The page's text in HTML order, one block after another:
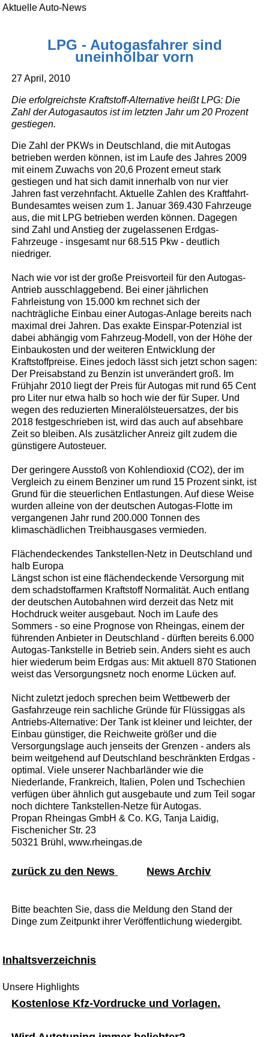
Aktuelle Auto-News
LPG - Autogasfahrer sind
uneinholbar vorn
27 April, 2010
Die erfolgreichste Kraftstoff-Alternative heißt LPG: Die
Zahl der Autogasautos ist im letzten Jahr um 20 Prozent
gestiegen.
Die Zahl der PKWs in Deutschland, die mit Autogas
betrieben werden können, ist im Laufe des Jahres 2009
mit einem Zuwachs von 20,6 Prozent erneut stark
gestiegen und hat sich damit innerhalb von nur vier
Jahren fast verzehnfacht. Aktuelle Zahlen des Kraftfahrt-
Bundesamtes weisen zum 1. Januar 369.430 Fahrzeuge
aus, die mit LPG betrieben werden können. Dagegen
sind Zahl und Anstieg der zugelassenen Erdgas-
Fahrzeuge - insgesamt nur 68.515 Pkw - deutlich
niedriger.
Nach wie vor ist der große Preisvorteil für den Autogas-
Antrieb ausschlaggebend. Bei einer jährlichen
Fahrleistung von 15.000 km rechnet sich der
nachträgliche Einbau einer Autogas-Anlage bereits nach
maximal drei Jahren. Das exakte Einspar-Potenzial ist
dabei abhängig vom Fahrzeug-Modell, von der Höhe der
Einbaukosten und der weiteren Entwicklung der
Kraftstoffpreise. Eines jedoch lässt sich jetzt schon sagen:
Der Preisabstand zu Benzin ist unverändert groß. Im
Frühjahr 2010 liegt der Preis für Autogas mit rund 65 Cent
pro Liter nur etwa halb so hoch wie der für Super. Und
wegen des reduzierten Mineralölsteuersatzes, der bis
2018 festgeschrieben ist, wird das auch auf absehbare
Zeit so bleiben. Als zusätzlicher Anreiz gilt zudem die
günstigere Autosteuer.
Der geringere Ausstoß von Kohlendioxid (CO2), der im
Vergleich zu einem Benziner um rund 15 Prozent sinkt, ist
Grund für die steuerlichen Entlastungen. Auf diese Weise
wurden alleine von der deutschen Autogas-Flotte im
vergangenen Jahr rund 200.000 Tonnen des
klimaschädlichen Treibhausgases vermieden.
Flächendeckendes Tankstellen-Netz in Deutschland und
halb Europa
Längst schon ist eine flächendeckende Versorgung mit
dem schadstoffarmen Kraftstoff Normalität. Auch entlang
der deutschen Autobahnen wird derzeit das Netz mit
Hochdruck weiter ausgebaut. Noch im Laufe des
Sommers - so eine Prognose von Rheingas, einem der
führenden Anbieter in Deutschland - dürften bereits 6.000
Autogas-Tankstelle in Betrieb sein. Anders sieht es auch
hier wiederum beim Erdgas aus: Mit aktuell 870 Stationen
weist das Versorgungsnetz noch enorme Lücken auf.
Nicht zuletzt jedoch sprechen beim Wettbewerb der
Gasfahrzeuge rein sachliche Gründe für Flüssiggas als
Antriebs-Alternative: Der Tank ist kleiner und leichter, der
Einbau günstiger, die Reichweite größer und die
Versorgungslage auch jenseits der Grenzen - anders als
beim weitgehend auf Deutschland beschränkten Erdgas -
optimal. Viele unserer Nachbarländer wie die
Niederlande, Frankreich, Italien, Polen und Tschechien
verfügen über ähnlich gut ausgebaute und zum Teil sogar
noch dichtere Tankstellen-Netze für Autogas.
Propan Rheingas GmbH & Co. KG, Tanja Laidig,
Fischenicher Str. 23
50321 Brühl, www.rheingas.de
zurück zu den News News Archiv
Bitte beachten Sie, dass die Meldung den Stand der
Dinge zum Zeitpunkt ihrer Veröffentlichung wiedergibt.
Inhaltsverzeichnis
Unsere Highlights
Kostenlose Kfz-Vordrucke und Vorlagen.